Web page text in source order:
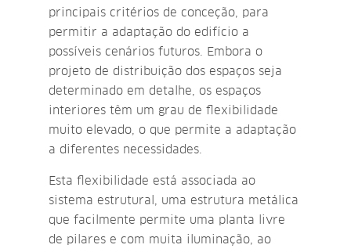
principais critérios de conceção, para
permitir a adaptação do edifício a
possíveis cenários futuros. Embora o
projeto de distribuição dos espaços seja
determinado em detalhe, os espaços
interiores têm um grau de flexibilidade
muito elevado, o que permite a adaptação
a diferentes necessidades.
Esta flexibilidade está associada ao
sistema estrutural, uma estrutura metálica
que facilmente permite uma planta livre
de pilares e com muita iluminação, ao